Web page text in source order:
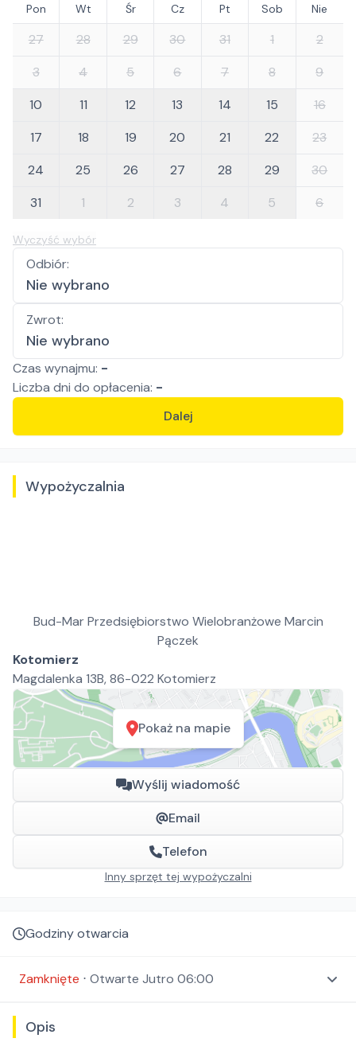
Pon Wt Śr Cz Pt Sob Nie
27 28 29 30 31 1
2
3
4 5 6 7 8
9
10
11 12 13 14 15
16
17
18 19 20 21 22
23
24
25 26 27 28 29
30
31
1 2 3 4 5 6
Wyczyść wybór
Odbiór:
Nie wybrano
Zwrot:
Nie wybrano
Czas wynajmu: -
Liczba dni do opłacenia: -
Dalej
Wypożyczalnia
Bud-Mar Przedsiębiorstwo Wielobranżowe Marcin
Pączek
Kotomierz
Magdalenka 13B, 86-022 Kotomierz
Pokaż na mapie
Wyślij wiadomość
Email
Telefon
Inny sprzęt tej wypożyczalni
Godziny otwarcia
Zamknięte ⋅ Otwarte Jutro 06:00
Opis